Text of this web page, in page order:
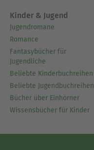
Kinder & Jugend
Jugendromane
Romance
Fantasybücher für
Jugendliche
Beliebte Kinderbuchreihen
Beliebte Jugendbuchreihen
Bücher über Einhörner
Wissensbücher für Kinder